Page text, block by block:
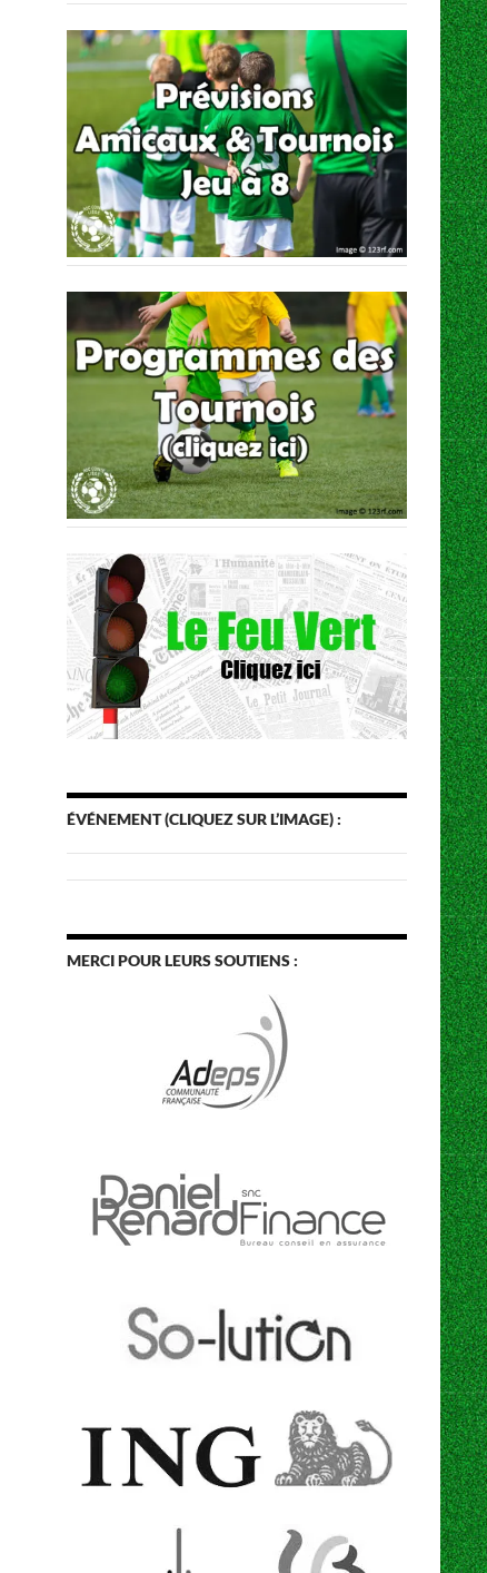
ÉVÉNEMENT (CLIQUEZ SUR L’IMAGE) :
MERCI POUR LEURS SOUTIENS :